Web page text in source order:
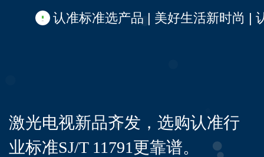
认准标准选产品 | 美好生活新时尚 |
激光电视新品齐发，选购认准行
业标准SJ/T 11791更靠谱。